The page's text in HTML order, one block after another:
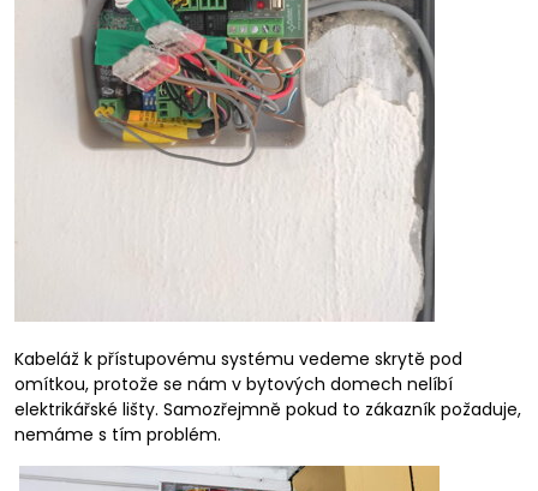
Kabeláž k přístupovému systému vedeme skrytě pod
omítkou, protože se nám v bytových domech nelíbí
elektrikářské lišty. Samozřejmně pokud to zákazník požaduje,
nemáme s tím problém.